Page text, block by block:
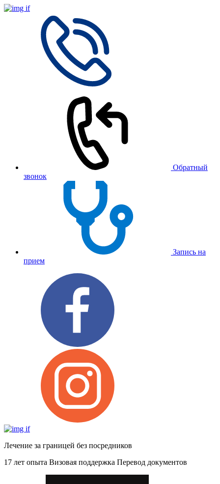
Обратный
звонок
Запись на
прием
Лечение за границей без посредников
17 лет опыта Визовая поддержка Перевод документов